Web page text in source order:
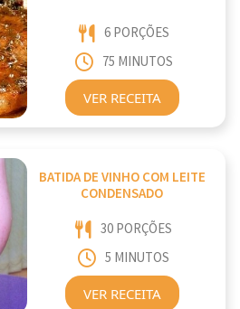
6 PORÇÕES
75 MINUTOS
VER RECEITA
BATIDA DE VINHO COM LEITE
CONDENSADO
30 PORÇÕES
5 MINUTOS
VER RECEITA